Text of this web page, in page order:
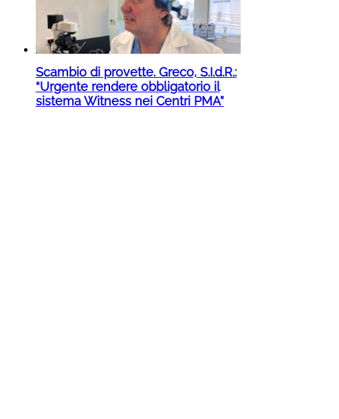
Scambio di provette. Greco, S.I.d.R.:
“Urgente rendere obbligatorio il
sistema Witness nei Centri PMA”